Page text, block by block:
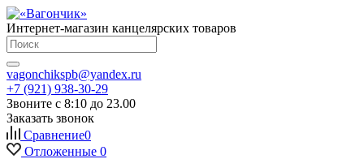
Интернет-магазин канцелярских товаров
vagonchikspb@yandex.ru
+7 (921) 938-30-29
Звоните с 8:10 до 23.00
Заказать звонок
Сравнение0
Отложенные 0